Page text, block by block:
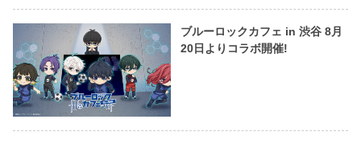
ブルーロックカフェ in 渋谷 8月
20日よりコラボ開催!